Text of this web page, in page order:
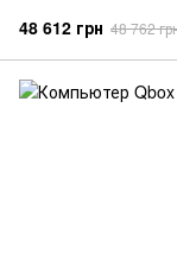
48 612 грн 48 762